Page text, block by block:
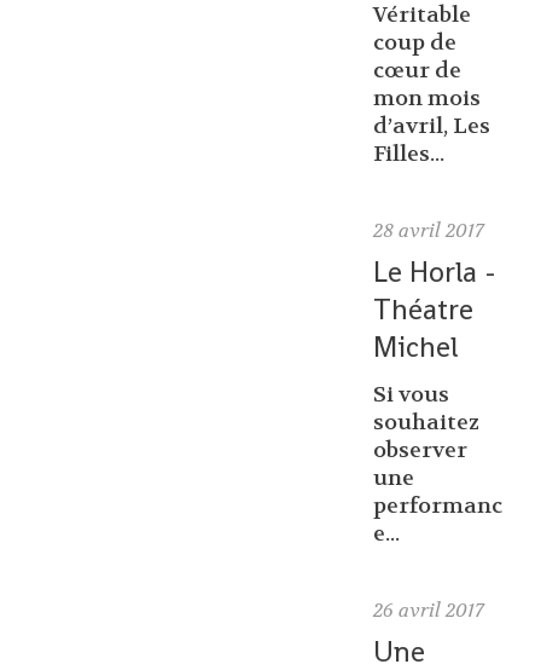
Véritable
coup de
cœur de
mon mois
d’avril, Les
Filles...
28 avril 2017
Le Horla -
Théatre
Michel
Si vous
souhaitez
observer
une
performanc
e...
26 avril 2017
Une